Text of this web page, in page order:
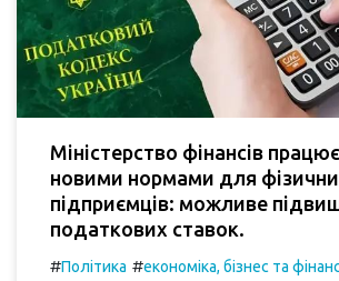
Міністерство фінансів
новими нормами для
підприємців: можливе
податкових ставок.
#Політика #економіка, бізнес та